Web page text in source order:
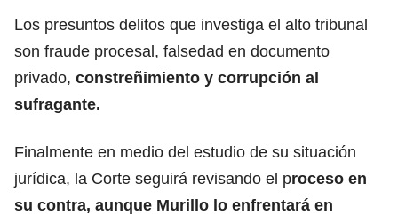
Los presuntos delitos que investiga el alto tribunal
son fraude procesal, falsedad en documento
privado, constreñimiento y corrupción al
sufragante.
Finalmente en medio del estudio de su situación
jurídica, la Corte seguirá revisando el proceso en
su contra, aunque Murillo lo enfrentará en